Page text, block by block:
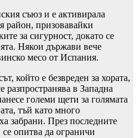
съюз и е активирала
район, призовавайки
за сигурност, докато се
Някои държави вече
месо от Испания.
който е безвреден за хората,
разпространява в Западна
големи щети за голямата
тъй като много
забрани. През последните
опитва да ограничи